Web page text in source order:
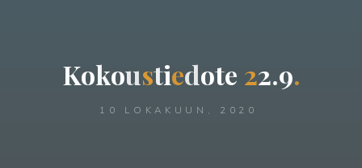
Kokoustiedote 22.9.
10 LOKAKUUN, 2020